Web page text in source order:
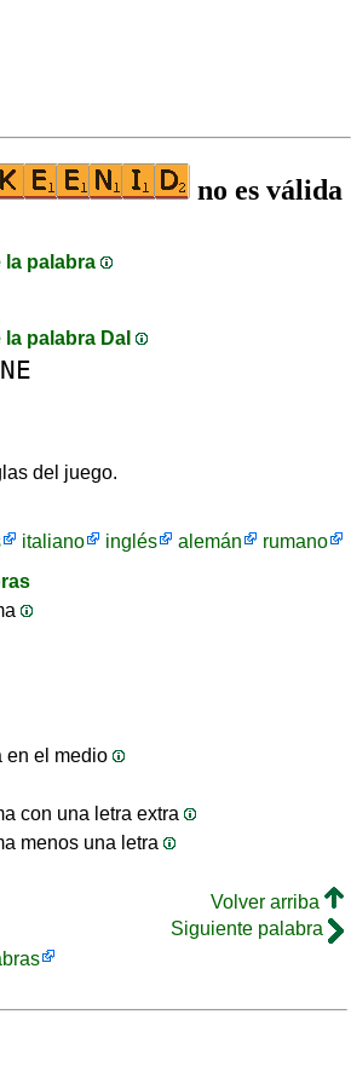
no es válida
la palabra
palabra DaI
NE
del juego.
italiano inglés alemán
rumano
en el medio
con una letra extra
menos una letra
Volver arriba
Siguiente palabra